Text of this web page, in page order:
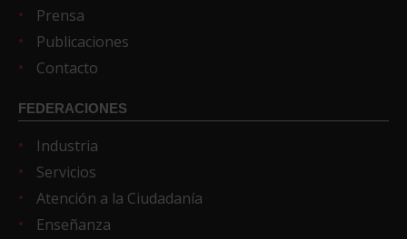
Prensa
Publicaciones
Contacto
FEDERACIONES
Industria
Servicios
Atención a la Ciudadanía
Enseñanza